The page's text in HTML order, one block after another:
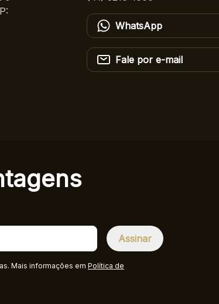
WhatsApp
Fale por e-mail
Mais informações em Política de